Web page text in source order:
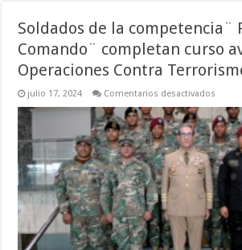
Soldados de la competencia¨
Comando¨ completan curso
Operaciones Contra
julio 17, 2024 Comentarios desactivados
de
la
curso
de
Contra